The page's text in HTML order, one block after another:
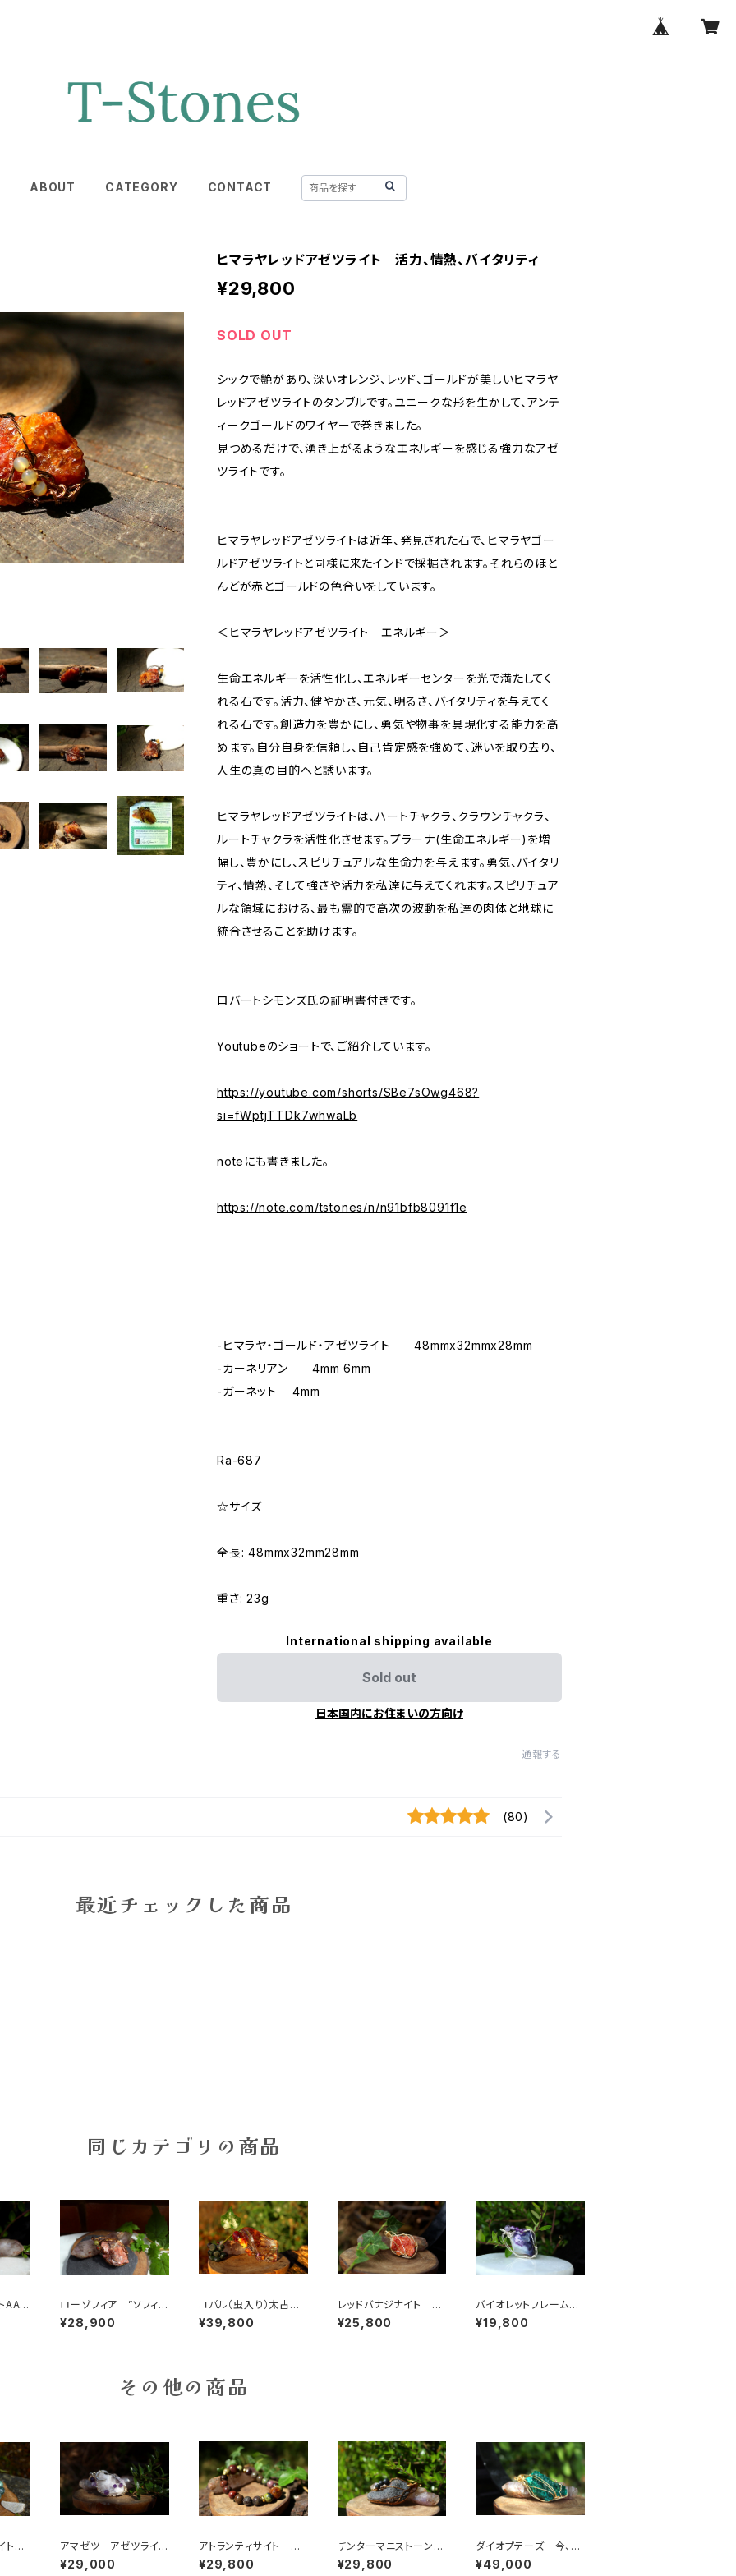
ABOUT CATEGORY CONTACT
ヒマラヤレッドアゼツライト 活力、情熱、バイタリティ
¥29,800
SOLD OUT
シックで艶があり、深いオレンジ、レッド、ゴールドが美しいヒマラヤ
レッドアゼツライトのタンブルです。ユニークな形を生かして、アンテ
ィークゴールドのワイヤーで巻きました。
見つめるだけで、湧き上がるようなエネルギーを感じる強力なアゼ
ツライトです。
ヒマラヤレッドアゼツライトは近年、発見された石で、ヒマラヤゴー
ルドアゼツライトと同様に来たインドで採掘されます。それらのほと
んどが赤とゴールドの色合いをしています。
＜ヒマラヤレッドアゼツライト エネルギー＞
生命エネルギーを活性化し、エネルギーセンターを光で満たしてく
れる石です。活力、健やかさ、元気、明るさ、バイタリティを与えてく
れる石です。創造力を豊かにし、勇気や物事を具現化する能力を高
めます。自分自身を信頼し、自己肯定感を強めて、迷いを取り去り、
人生の真の目的へと誘います。
ヒマラヤレッドアゼツライトは、ハートチャクラ、クラウンチャクラ、
ルートチャクラを活性化させます。プラーナ(生命エネルギー)を増
幅し、豊かにし、スピリチュアルな生命力を与えます。勇気、バイタリ
ティ、情熱、そして強さや活力を私達に与えてくれます。スピリチュア
ルな領域における、最も霊的で高次の波動を私達の肉体と地球に
統合させることを助けます。
ロバートシモンズ氏の証明書付きです。
Youtubeのショートで、ご紹介しています。
https://youtube.com/shorts/SBe7sOwg468?
si=fWptjTTDk7whwaLb
noteにも書きました。
https://note.com/tstones/n/n91bfb8091f1e
-ヒマラヤ・ゴールド・アゼツライト 48mmx32mmx28mm
-カーネリアン 4mm 6mm
-ガーネット 4mm
Ra-687
☆サイズ
全長: 48mmx32mm28mm
重さ: 23g
International shipping available
Sold out
日本国内にお住まいの方向け
通報する
(80)
最近チェックした商品
同じカテゴリの商品
AA
ローゾフィア ”ソフィア
のバラ” 世界の調和、
愛、美の意識、真実
¥28,900
コパル（虫入り）太古の
生命力 集中力 粘り
強さ 邪気を払う
¥39,800
レッドバナジナイト 身
体に活力を与える 人
生の荒波に打ち勝つ
¥25,800
バイオレットフレームオ
パール 明確なビジョ
ンをもたらし、ガーディ
¥19,800
その他の商品
トイ
アマゼツ アゼツライ
ト アゾゼオロークォー
ツ 高次の存在と常
¥29,000
アトランティサイト ピ
ーターサイト アトラン
ティスの叡智、天国の王
¥29,800
チンターマニストーン
魂の使命、願いを叶え
る、シリウス星からのメ
¥29,800
ダイオプテーズ 今、こ
こに生きるということの
大切さを説く石
¥49,000